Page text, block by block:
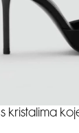
kristalima